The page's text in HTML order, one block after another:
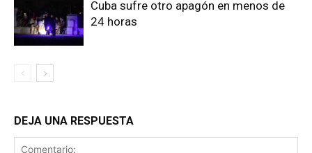
Cuba sufre otro apagón en menos de
24 horas
DEJA UNA RESPUESTA